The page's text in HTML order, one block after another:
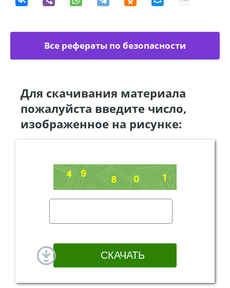
Все рефераты по безопасности
Для скачивания материала
пожалуйста введите число,
изображенное на рисунке: